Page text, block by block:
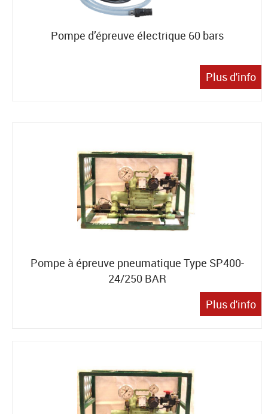
Pompe d’épreuve électrique 60 bars
Plus d'info
Pompe à épreuve pneumatique Type SP400-
24/250 BAR
Plus d'info